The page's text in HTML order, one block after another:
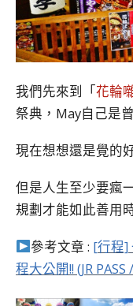
我們先來到「花輪
祭典，May自己是
現在想想還是覺的
但是人生至少要瘋
規劃才能如此善用
參考文章 : [行程]
程大公開!! (JR